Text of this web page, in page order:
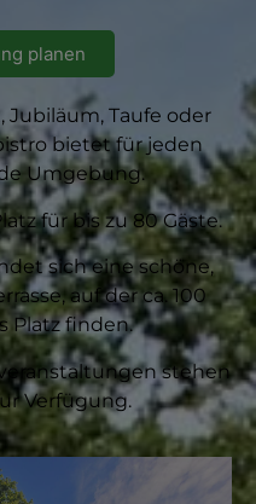
planen
Jubiläum, Taufe oder
bietet für jeden
Umgebung.
für bis zu 80 Gäste.
sich eine schöne,
auf der ca. 100
Platz finden.
stehen
Verfügung.